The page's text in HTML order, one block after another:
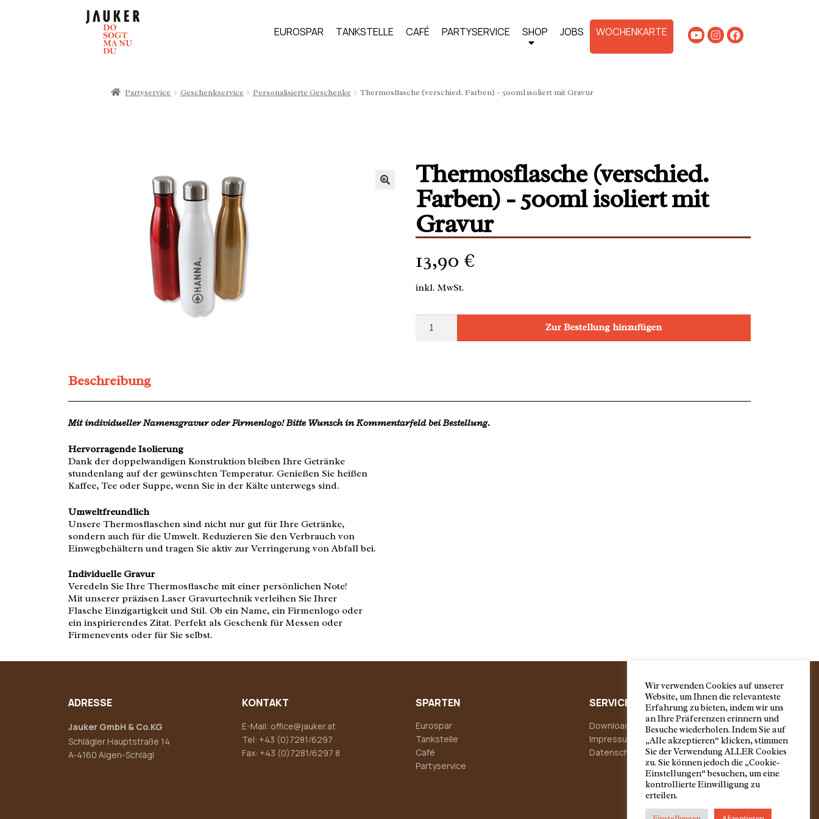
EUROSPAR TANKSTELLE CAFÉ PARTYSERVICE SHOP JOBS WOCHENKARTE
Partyservice Geschenkservice Personalisierte Geschenke Thermosflasche (verschied. Farben) – 500ml isoliert mit Gravur
Thermosflasche (verschied.
Farben) - 500ml isoliert mit
Gravur
13,90 €
inkl. MwSt.
Zur Bestellung hinzufügen
Beschreibung
Mit individueller Namensgravur oder Firmenlogo! Bitte Wunsch in Kommentarfeld bei Bestellung.
Hervorragende Isolierung
Dank der doppelwandigen Konstruktion bleiben Ihre Getränke
stundenlang auf der gewünschten Temperatur. Genießen Sie heißen
Kaffee, Tee oder Suppe, wenn Sie in der Kälte unterwegs sind.
Umweltfreundlich
Unsere Thermosflaschen sind nicht nur gut für Ihre Getränke,
sondern auch für die Umwelt. Reduzieren Sie den Verbrauch von
Einwegbehältern und tragen Sie aktiv zur Verringerung von Abfall bei.
Individuelle Gravur
Veredeln Sie Ihre Thermosflasche mit einer persönlichen Note!
Mit unserer präzisen Laser Gravurtechnik verleihen Sie Ihrer
Flasche Einzigartigkeit und Stil. Ob ein Name, ein Firmenlogo oder
ein inspirierendes Zitat. Perfekt als Geschenk für Messen oder
Firmenevents oder für Sie selbst.
ADRESSE
Jauker GmbH & Co.KG
Schlägler Hauptstraße 14
A-4160 Aigen-Schlägl
KONTAKT
E-Mail: office@jauker.at
Tel: +43 (0)7281/6297
Fax: +43 (0)7281/6297 8
SPARTEN
Eurospar
Tankstelle
Café
Partyservice
SERVICE
Downloads
Impressum
Datenschutzerklärung
Wir verwenden Cookies auf unserer
Website, um Ihnen die relevanteste
Erfahrung zu bieten, indem wir uns
an Ihre Präferenzen erinnern und
Besuche wiederholen. Indem Sie auf
„Alle akzeptieren“ klicken, stimmen
Sie der Verwendung ALLER Cookies
zu. Sie können jedoch die „Cookie-
Einstellungen“ besuchen, um eine
kontrollierte Einwilligung zu
erteilen.